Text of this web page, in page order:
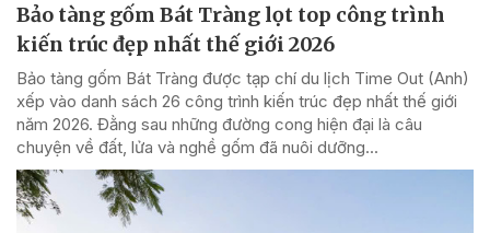
Bảo tàng gốm Bát Tràng lọt top công trình
kiến trúc đẹp nhất thế giới 2026
Bảo tàng gốm Bát Tràng được tạp chí du lịch Time Out (Anh)
xếp vào danh sách 26 công trình kiến trúc đẹp nhất thế giới
năm 2026. Đằng sau những đường cong hiện đại là câu
chuyện về đất, lửa và nghề gốm đã nuôi dưỡng...